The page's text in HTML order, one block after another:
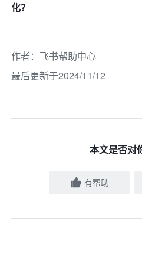
化？
作者： 飞书帮助中心
最后更新于2024/11/12
本文是否对
有帮助